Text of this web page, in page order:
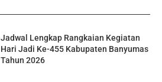
Jadwal Lengkap Rangkaian Kegiatan
Hari Jadi Ke-455 Kabupaten Banyumas
Tahun 2026